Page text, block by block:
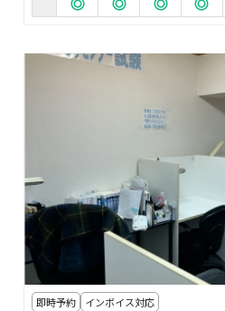
即時予約 インボイス対応